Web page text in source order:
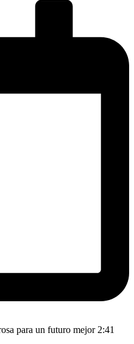
para un futuro mejor 2:41